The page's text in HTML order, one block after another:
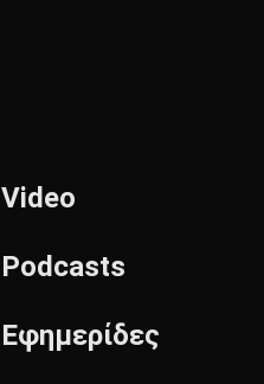
Video
Podcasts
Εφημερίδες